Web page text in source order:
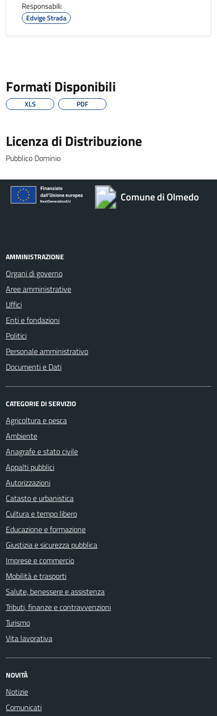
Responsabili:
Edvige Strada
Formati Disponibili
XLS PDF
Licenza di Distribuzione
Pubblico Dominio
Comune di Olmedo
AMMINISTRAZIONE
Organi di governo
Aree amministrative
Uffici
Enti e fondazioni
Politici
Personale amministrativo
Documenti e Dati
CATEGORIE DI SERVIZIO
Agricoltura e pesca
Ambiente
Anagrafe e stato civile
Appalti pubblici
Autorizzazioni
Catasto e urbanistica
Cultura e tempo libero
Educazione e formazione
Giustizia e sicurezza pubblica
Imprese e commercio
Mobilità e trasporti
Salute, benessere e assistenza
Tributi, finanze e contravvenzioni
Turismo
Vita lavorativa
NOVITÀ
Notizie
Comunicati